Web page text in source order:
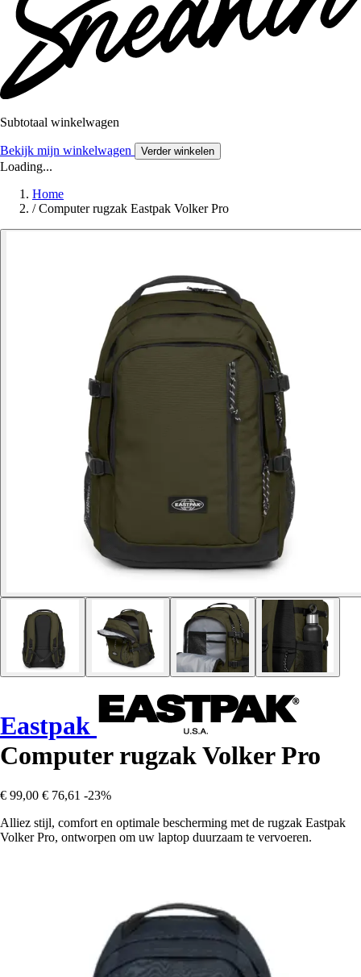
Subtotaal winkelwagen
Bekijk mijn winkelwagen Verder winkelen
Loading...
Home
/ Computer rugzak Eastpak Volker Pro
Eastpak
Computer rugzak Volker Pro
€ 99,00 € 76,61 -23%
Alliez stijl, comfort en optimale bescherming met de rugzak Eastpak
Volker Pro, ontworpen om uw laptop duurzaam te vervoeren.